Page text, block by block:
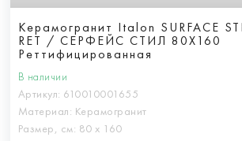
Керамогранит Italon SURFACE
RET / СЕРФЕЙС СТИЛ 80X160
Реттифицированная
В наличии
Артикул: 610010001655
Материал: Керамогранит
Размер, см: 80 х 160